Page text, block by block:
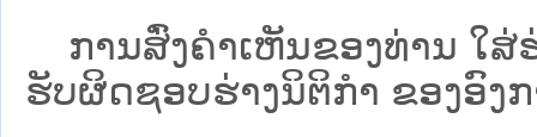
ການສົ່ງຄໍາເຫັນຂອງທ່ານ ໃສ່
ຮັບຜິດຊອບຮ່າງນິຕິກຳ ຂອງອົງ